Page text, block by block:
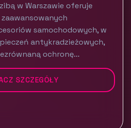
w Warszawie oferuje
samochodowych, w
antykradzieżowych,
ochronę...
SZCZEGÓŁY